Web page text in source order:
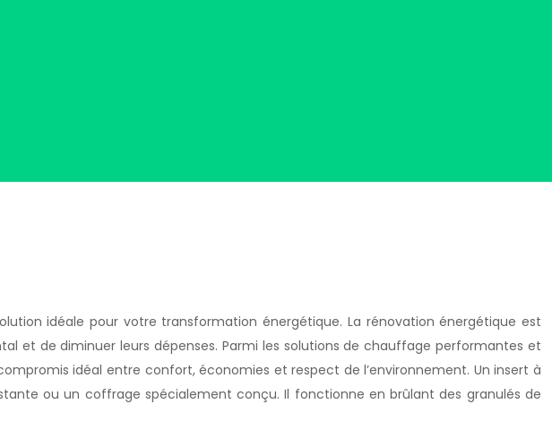
idéale pour votre transformation énergétique. La rénovation énergétique est
et de diminuer leurs dépenses. Parmi les solutions de chauffage performantes et
idéal entre confort, économies et respect de l’environnement. Un insert à
ou un coffrage spécialement conçu. Il fonctionne en brûlant des granulés de